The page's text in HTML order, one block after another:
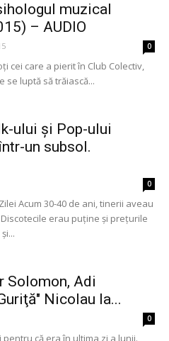
muzical
– AUDIO
0
cei care a pierit în Club Colectiv,
se luptă să trăiască...
ului și Pop-ului
un subsol.
0
Acum 30-40 de ani, tinerii aveau
erau puține și prețurile
Solomon, Adi
Nicolau la...
0